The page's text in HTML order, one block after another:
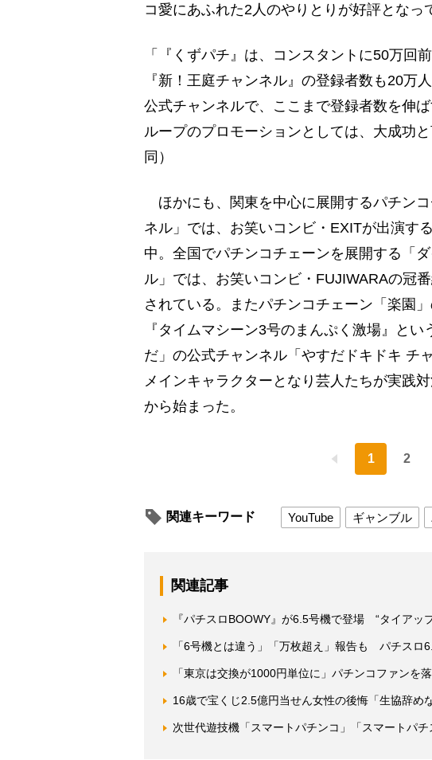
コ愛にあふれた2人のやりとりが好評となっ
「『くずパチ』は、コンスタントに50万回
『新！王庭チャンネル』の登録者数も20万
公式チャンネルで、ここまで登録者数を伸
ループのプロモーションとしては、大成功
同）
ほかにも、関東を中心に展開するパチン
ネル」では、お笑いコンビ・EXITが出演す
中。全国でパチンコチェーンを展開する「
ル」では、お笑いコンビ・FUJIWARAの冠
されている。またパチンコチェーン「楽園
『タイムマシーン3号のまんぷく激場』と
だ」の公式チャンネル「やすだドキドキ チ
メインキャラクターとなり芸人たちが実践
から始まった。
1 2
関連キーワード YouTube ギャンブル
関連記事
『パチスロBOOWY』が6.5号機で登場 “タイアッ
「6号機とは違う」「万枚超え」報告も パチスロ
「東京は交換が1000円単位に」パチンコファンを
16歳で宝くじ2.5億円当せん女性の後悔「生協辞め
次世代遊技機「スマートパチンコ」「スマートパ